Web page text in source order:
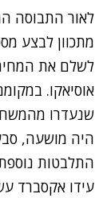
לאור התבוסה
מתכוון לבצע
לשלם את
אוסיאקו.
שנעדרו
היה מושעה,
התלבטות
עידו אקסברד